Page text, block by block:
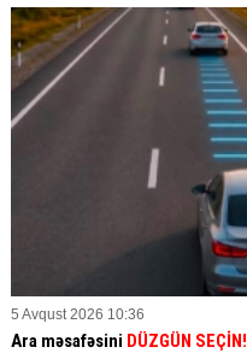
5 Avqust 2026 10:36
Ara məsafəsini DÜZGÜN SEÇİN!